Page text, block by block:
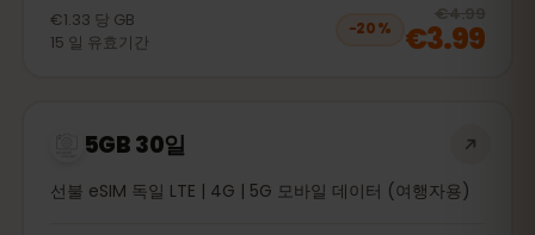
€1.33 당 GB
15 일 유효기간
−20%
€4.99
€3.99
5GB 30일
선불 eSIM 독일 LTE | 4G | 5G 모바일 데이터 (여행자용)